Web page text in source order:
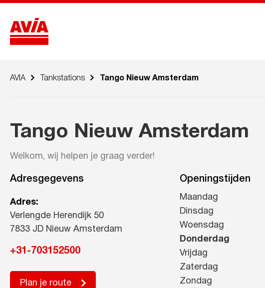
AVIA Tankstations Tango Nieuw Amsterdam
Tango Nieuw Amsterdam
Welkom, wij helpen je graag verder!
Adresgegevens
Adres:
Verlengde Herendijk 50
7833 JD Nieuw Amsterdam
+31-703152500
Plan je route
Openingstijden
Maandag
Dinsdag
Woensdag
Donderdag
Vrijdag
Zaterdag
Zondag